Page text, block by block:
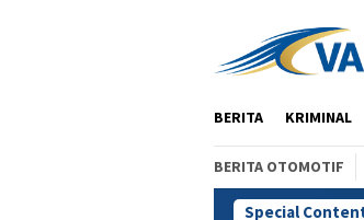
BERITA KRIMINAL
BERITA OTOMOTIF
Special
Alex Indra: Perlu Seorang Komandan